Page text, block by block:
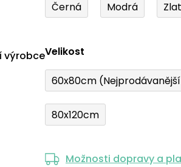
Černá Modrá
Velikost
60x80cm
80x120cm
Možnosti dopravy a
výrobce